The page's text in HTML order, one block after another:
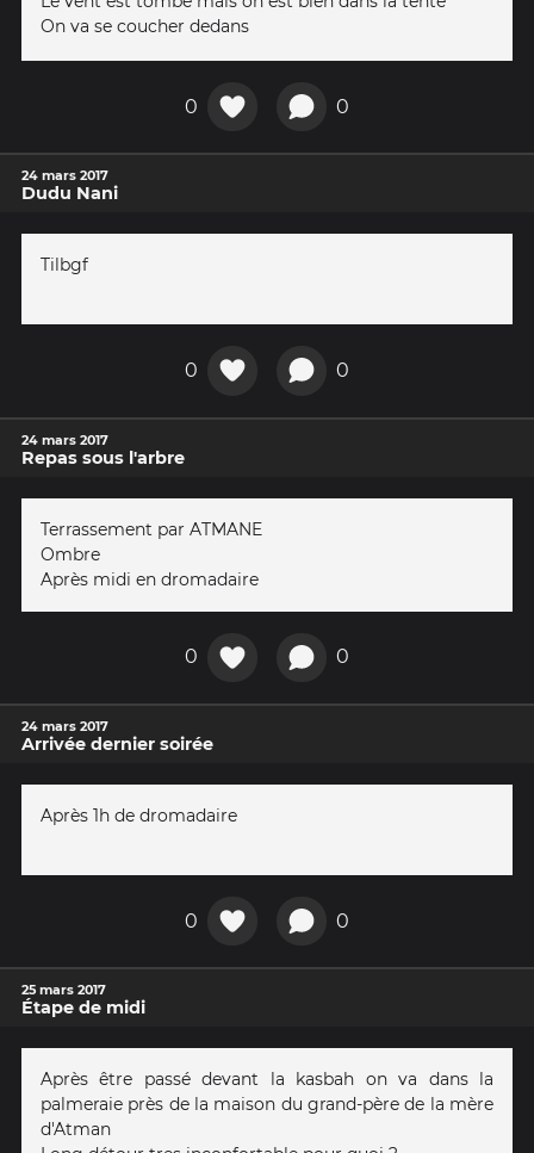
On va se coucher dedans
0 0
24 mars 2017
Dudu Nani
Tilbgf
0 0
24 mars 2017
Repas sous l'arbre
Terrassement par ATMANE
Ombre
Après midi en dromadaire
0 0
24 mars 2017
Arrivée dernier soirée
Après 1h de dromadaire
0 0
25 mars 2017
Étape de midi
Après être passé devant la kasbah on va dans la
palmeraie près de la maison du grand-père de la mère
d'Atman